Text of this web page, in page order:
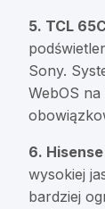
5. TCL
Sony.
WebOS
6.
wysokiej
bardziej